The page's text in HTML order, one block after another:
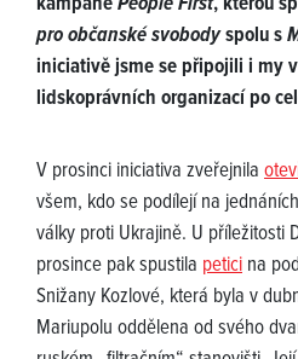
pro občanské svobodyspolu s
iniciativě jsme se připojili i my v
lidskoprávních organizací po
V prosinci iniciativa zveřejnila
všem, kdo se podílejí na
války proti Ukrajině. U příležitosti
prosince pak spustila petici na
Snižany Kozlové, která byla v
Mariupolu oddělena od svého